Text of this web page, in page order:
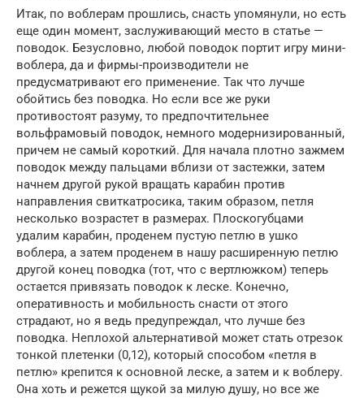
Итак, по воблерам прошлись, снасть упомянули, но есть
еще один момент, заслуживающий место в статье —
поводок. Безусловно, любой поводок портит игру мини-
воблера, да и фирмы-производители не
предусматривают его применение. Так что лучше
обойтись без поводка. Но если все же руки
противостоят разуму, то предпочтительнее
вольфрамовый поводок, немного модернизированный,
причем не самый короткий. Для начала плотно зажмем
поводок между пальцами вблизи от застежки, затем
начнем другой рукой вращать карабин против
направления свиткатросика, таким образом, петля
несколько возрастет в размерах. Плоскогубцами
удалим карабин, проденем пустую петлю в ушко
воблера, а затем проденем в нашу расширенную петлю
другой конец поводка (тот, что с вертлюжком) теперь
остается привязать поводок к леске. Конечно,
оперативность и мобильность снасти от этого
страдают, но я ведь предупреждал, что лучше без
поводка. Неплохой альтернативой может стать отрезок
тонкой плетенки (0,12), который способом «петля в
петлю» крепится к основной леске, а затем и к воблеру.
Она хоть и режется щукой за милую душу, но все же